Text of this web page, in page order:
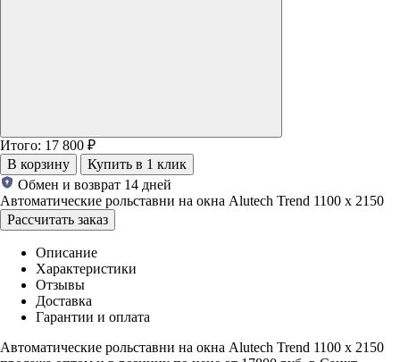
Итого: 17 800 ₽
В корзину
Купить в 1 клик
Обмен и возврат 14 дней
Автоматические рольставни на окна Alutech Trend 1100 х 2150
Рассчитать заказ
Описание
Характеристики
Отзывы
Доставка
Гарантии и оплата
Автоматические рольставни на окна Alutech Trend 1100 х 2150